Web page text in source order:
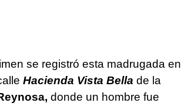
se registró esta madrugada en
Hacienda Vista Bella de la
donde un hombre fue